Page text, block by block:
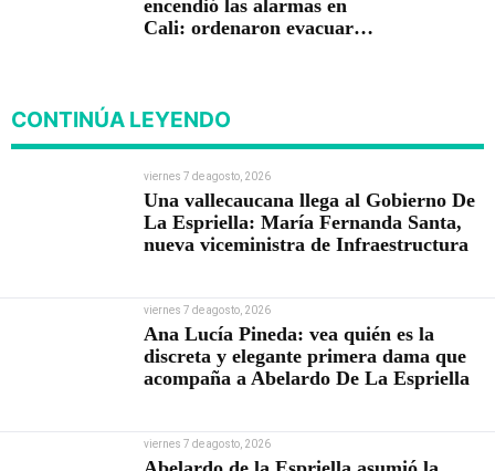
encendió las alarmas en
Cali: ordenaron evacuar
CONTINÚA LEYENDO
viernes 7 de agosto, 2026
Una vallecaucana llega al Gobierno De
La Espriella: María Fernanda Santa,
nueva viceministra de Infraestructura
viernes 7 de agosto, 2026
Ana Lucía Pineda: vea quién es la
discreta y elegante primera dama que
acompaña a Abelardo De La Espriella
viernes 7 de agosto, 2026